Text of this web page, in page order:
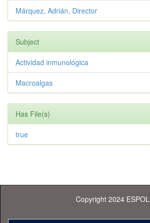
Márquez, Adrián, Director
Subject
Actividad inmunológica
Macroalgas
Has File(s)
true
Copyright 2024 ESPOL